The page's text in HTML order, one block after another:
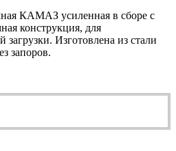
КАМАЗ усиленная в сборе с
конструкция, для
загрузки. Изготовлена из стали
запоров.